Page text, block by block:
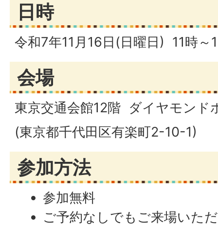
日時
令和7年11月16日(日曜日) 11時～
会場
東京交通会館12階 ダイヤモンド
(東京都千代田区有楽町2-10-1)
参加方法
参加無料
ご予約なしでもご来場いた